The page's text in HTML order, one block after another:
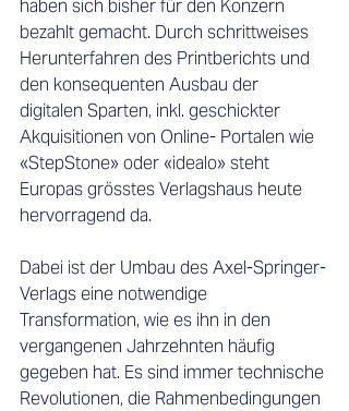
haben sich bisher für den Konzern
bezahlt gemacht. Durch schrittweises
Herunterfahren des Printberichts und
den konsequenten Ausbau der
digitalen Sparten, inkl. geschickter
Akquisitionen von Online- Portalen wie
«StepStone» oder «idealo» steht
Europas grösstes Verlagshaus heute
hervorragend da.
Dabei ist der Umbau des Axel-Springer-
Verlags eine notwendige
Transformation, wie es ihn in den
vergangenen Jahrzehnten häufig
gegeben hat. Es sind immer technische
Revolutionen, die Rahmenbedingungen